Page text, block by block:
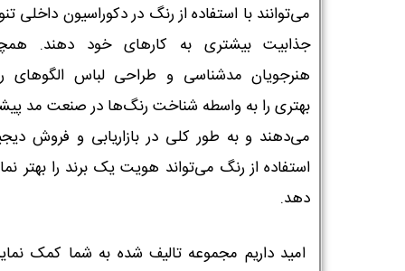
می‌توانند با استفاده از رنگ در دکوراسیون داخلی
جذابیت بیشتری به کارهای خود دهند.
هنرجویان مدشناسی و طراحی لباس الگوهای
بهتری را به واسطه شناخت رنگ‌ها در صنعت مد
می‌دهند و به طور کلی در بازاریابی و فروش
استفاده از رنگ می‌تواند هویت یک برند را بهتر
دهد.
امید داریم مجموعه تالیف شده به شما کمک